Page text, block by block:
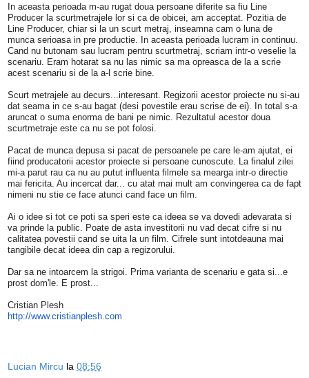
In aceasta perioada m-au rugat doua persoane diferite sa fiu Line
Producer la scurtmetrajele lor si ca de obicei, am acceptat. Pozitia de
Line Producer, chiar si la un scurt metraj, inseamna cam o luna de
munca serioasa in pre productie. In aceasta perioada lucram in continuu.
Cand nu butonam sau lucram pentru scurtmetraj, scriam intr-o veselie la
scenariu. Eram hotarat sa nu las nimic sa ma opreasca de la a scrie
acest scenariu si de la a-l scrie bine.
Scurt metrajele au decurs...interesant. Regizorii acestor proiecte nu si-au
dat seama in ce s-au bagat (desi povestile erau scrise de ei). In total s-a
aruncat o suma enorma de bani pe nimic. Rezultatul acestor doua
scurtmetraje este ca nu se pot folosi.
Pacat de munca depusa si pacat de persoanele pe care le-am ajutat, ei
fiind producatorii acestor proiecte si persoane cunoscute. La finalul zilei
mi-a parut rau ca nu au putut influenta filmele sa mearga intr-o directie
mai fericita. Au incercat dar... cu atat mai mult am convingerea ca de fapt
nimeni nu stie ce face atunci cand face un film.
Ai o idee si tot ce poti sa speri este ca ideea se va dovedi adevarata si
va prinde la public. Poate de asta investitorii nu vad decat cifre si nu
calitatea povestii cand se uita la un film. Cifrele sunt intotdeauna mai
tangibile decat ideea din cap a regizorului.
Dar sa ne intoarcem la strigoi. Prima varianta de scenariu e gata si...e
prost dom'le. E prost...
Cristian Plesh
http://www.cristianplesh.com
Lucian Mircu la 08:56